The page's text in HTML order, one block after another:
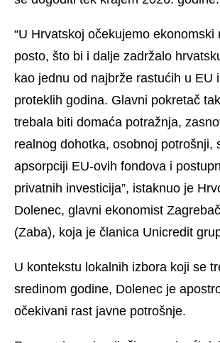
“U Hrvatskoj očekujemo ekonomski
posto, što bi i dalje zadržalo
kao jednu od najbrže rastućih u EU
proteklih godina. Glavni pokretač
trebala biti domaća potražnja,
realnog dohotka, osobnoj potrošnji,
apsorpciji EU-ovih fondova i
privatnih investicija”, istaknuo je
Dolenec, glavni ekonomist
(Zaba), koja je članica Unicredit
U kontekstu lokalnih izbora koji se
sredinom godine, Dolenec je
očekivani rast javne potrošnje.